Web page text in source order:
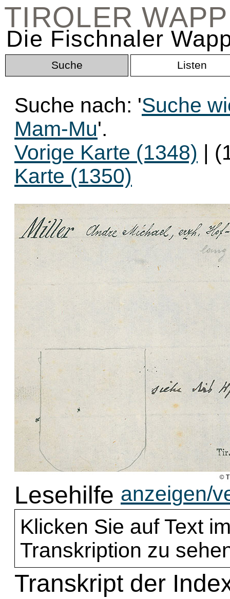
TIROLER
Die Fischnaler
Suche Listen
Suche nach: 'Suche
Mam-Mu'.
Vorige Karte (1348) |
Karte (1350)
Lesehilfe anzeigen/
Klicken Sie auf Text
Transkription zu
Transkript der